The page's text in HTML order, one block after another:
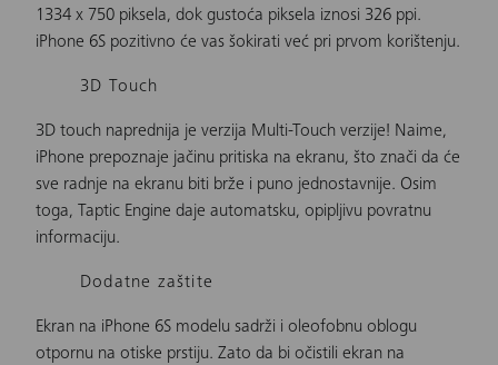
1334 x 750 piksela, dok gustoća piksela iznosi 326 ppi.
iPhone 6S pozitivno će vas šokirati već pri prvom korištenju.
3D Touch
3D touch naprednija je verzija Multi-Touch verzije! Naime,
iPhone prepoznaje jačinu pritiska na ekranu, što znači da će
sve radnje na ekranu biti brže i puno jednostavnije. Osim
toga, Taptic Engine daje automatsku, opipljivu povratnu
informaciju.
Dodatne zaštite
Ekran na iPhone 6S modelu sadrži i oleofobnu oblogu
otpornu na otiske prstiju. Zato da bi očistili ekran na